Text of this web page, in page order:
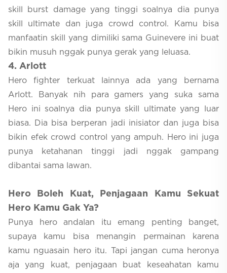
skill burst damage yang tinggi soalnya dia punya
skill ultimate dan juga crowd control. Kamu bisa
manfaatin skill yang dimiliki sama Guinevere ini buat
bikin musuh nggak punya gerak yang leluasa.
4. Arlott
Hero fighter terkuat lainnya ada yang bernama
Arlott. Banyak nih para gamers yang suka sama
Hero ini soalnya dia punya skill ultimate yang luar
biasa. Dia bisa berperan jadi inisiator dan juga bisa
bikin efek crowd control yang ampuh. Hero ini juga
punya ketahanan tinggi jadi nggak gampang
dibantai sama lawan.
Hero Boleh Kuat, Penjagaan Kamu Sekuat
Hero Kamu Gak Ya?
Punya hero andalan itu emang penting banget,
supaya kamu bisa menangin permainan karena
kamu nguasain hero itu. Tapi jangan cuma heronya
aja yang kuat, penjagaan buat keseahatan kamu